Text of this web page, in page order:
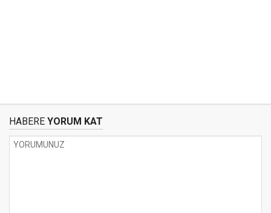
HABERE YORUM KAT